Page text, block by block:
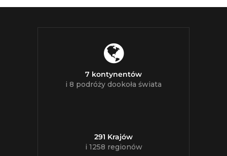
7 kontynentów
i 8 podróży dookoła świata
291 Krajów
i 1258 regionów